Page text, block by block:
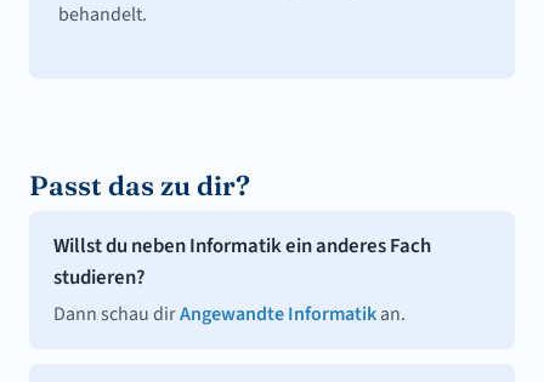
behandelt.
Passt das zu dir?
Willst du neben Informatik ein anderes Fach
studieren?
Dann schau dirAngewandte Informatikan.